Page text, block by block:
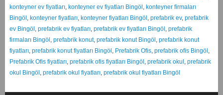
konteyner ev fiyatları, konteyner ev fiyatları Bingöl , konteyner firmaları
Bingöl , konteyner fiyatları, konteyner fiyatları Bingöl , prefabrik ev, prefabrik
ev Bingöl , prefabrik ev fiyatları, prefabrik ev fiyatları Bingöl , prefabrik
firmaları Bingöl , prefabrik konut, prefabrik konut Bingöl , prefabrik konut
fiyatları, prefabrik konut fiyatları Bingöl , Prefabrik Ofis, prefabrik ofis Bingöl ,
Prefabrik Ofis fiyatları, prefabrik ofis fiyatları Bingöl , prefabrik okul , prefabrik
okul Bingöl , prefabrik okul fiyatları, prefabrik okul fiyatları Bingöl